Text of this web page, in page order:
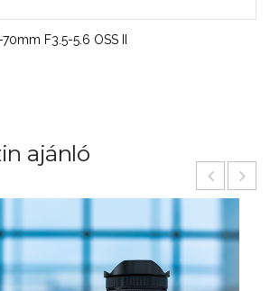
F3.5-5.6 OSS II
ajánló